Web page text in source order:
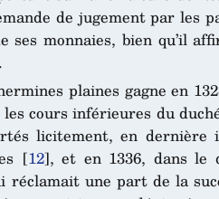
de jugement par les
monnaies, bien qu’il
plaines gagne en
cours inférieures du
licitement, en dernière
[12], et en 1336, dans le
réclamait une part de la